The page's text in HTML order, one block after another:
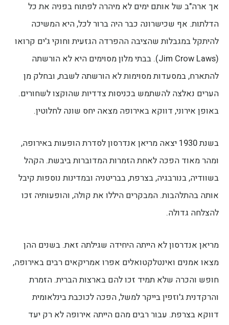
אך ארה"ב של אותם ימים לא מיהרה לפתוח בפניה את כל
הדלתות. אף שכישרונה כבר היה ברור לכל, היא המשיכה
להיתקל במגבלות שהציבה ההפרדה הגזעית וחוקי ג'ים קרואו
(Jim Crow Laws). בבתי מלון מסוימים היא לא הורשתה
להתארח, במסעדות מסוימות לא הורשתה לשבת, ובחלק מן
הערים נאלצה להשתמש בכניסות צדדיות שהוקצו לשחורים.
באופן אירוני, דווקא באירופה מצאה יחס שונה לחלוטין.
בשנת 1930 יצאה מריאן אנדרסון לסדרת הופעות באירופה,
ומהר מאוד הפכה לאחת הזמרות המדוברות ביבשת. הקהל
בשוודיה, בנורבגיה, בצרפת, בבריטניה ובמדינות נוספות קיבל
אותה בהתלהבות. המבקרים היללו את קולה, והופעותיה זכו
להצלחה גדולה.
מריאן אנדרסון לא הייתה היחידה שגילתה זאת. בשנים ההן
מצאו אמנים ואינטלקטואלים אפרו אמריקאים רבים באירופה,
חופש והכרה שלא תמיד זכו להם בארצות הברית. הזמרת
והרקדנית ג'וזפין בייקר למשל, הפכה לכוכבת בינלאומית
דווקא בצרפת. עבור רבים מהם הייתה אירופה לא רק יעד